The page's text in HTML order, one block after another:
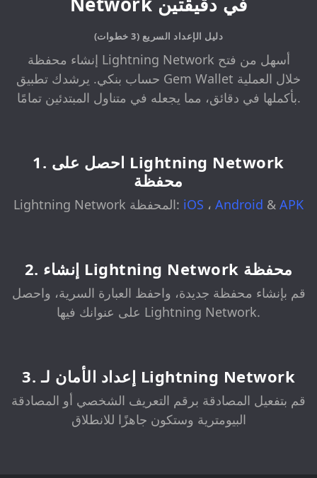
دليل الإعداد السريع (3 خطوات)
إنشاء محفظة Lightning Network أسهل من فتح
حساب بنكي. يرشدك تطبيق Gem Wallet خلال العملية
بأكملها في دقائق، مما يجعله في متناول المبتدئين تمامًا.
1. احصل على Lightning Network
محفظة
Lightning Network المحفظة: iOS ، Android & APK
2. إنشاء Lightning Network محفظة
قم بإنشاء محفظة جديدة، واحفظ العبارة السرية، واحصل
على عنوانك فيها Lightning Network.
3. إعداد الأمان لـ Lightning Network
قم بتفعيل المصادقة برقم التعريف الشخصي أو المصادقة
البيومترية وستكون جاهزًا للانطلاق